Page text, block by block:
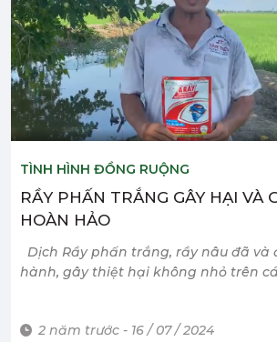
TÌNH HÌNH ĐỒNG RUỘNG
RẦY PHẤN TRẮNG GÂY HẠI VÀ
HOÀN HẢO
Dịch Rầy phấn trắng, rầy nâu đã và
hành, gây thiệt hại không nhỏ trên
2 năm trước - 16 / 07 / 2024